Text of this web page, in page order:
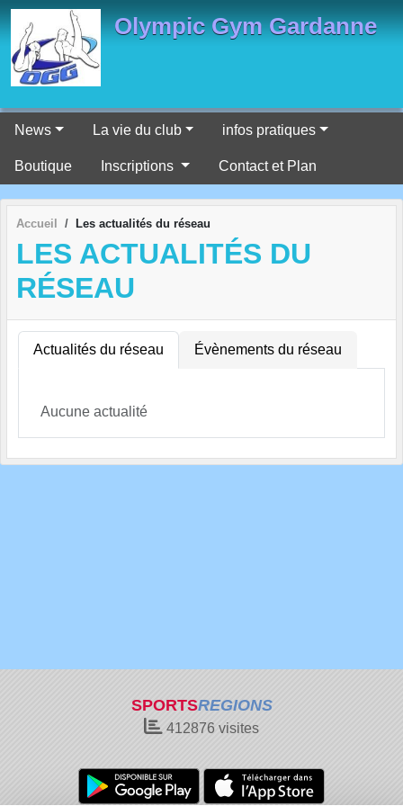
Olympic Gym Gardanne
News La vie du club infos pratiques
Boutique Inscriptions Contact et Plan
Accueil Les actualités du réseau
LES ACTUALITÉS DU
RÉSEAU
Actualités du réseau Évènements du réseau
Aucune actualité
SPORTSREGIONS
412876 visites
Panneau de gestion des cookies